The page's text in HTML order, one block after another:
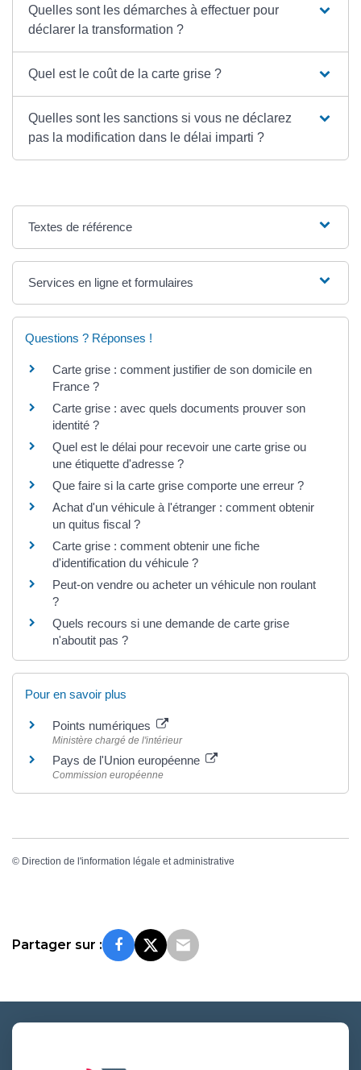
Quelles sont les démarches à effectuer pour
déclarer la transformation ?
Quel est le coût de la carte grise ?
Quelles sont les sanctions si vous ne déclarez
pas la modification dans le délai imparti ?
Textes de référence
Services en ligne et formulaires
Questions ? Réponses !
Carte grise : comment justifier de son domicile en
France ?
Carte grise : avec quels documents prouver son
identité ?
Quel est le délai pour recevoir une carte grise ou
une étiquette d'adresse ?
Que faire si la carte grise comporte une erreur ?
Achat d'un véhicule à l'étranger : comment obtenir
un quitus fiscal ?
Carte grise : comment obtenir une fiche
d'identification du véhicule ?
Peut-on vendre ou acheter un véhicule non roulant
?
Quels recours si une demande de carte grise
n'aboutit pas ?
Pour en savoir plus
Points numériques
Ministère chargé de l'intérieur
Pays de l'Union européenne
Commission européenne
© Direction de l'information légale et administrative
Partager sur :